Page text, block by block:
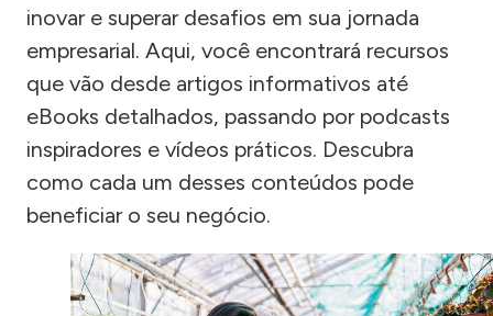
inovar e superar desafios em sua jornada
empresarial. Aqui, você encontrará recursos
que vão desde artigos informativos até
eBooks detalhados, passando por podcasts
inspiradores e vídeos práticos. Descubra
como cada um desses conteúdos pode
beneficiar o seu negócio.